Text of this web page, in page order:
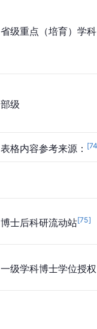
省级重点（培育）学科
部级
表格内容参考来源： [
博士后科研流动站[75]
一级学科博士学位授